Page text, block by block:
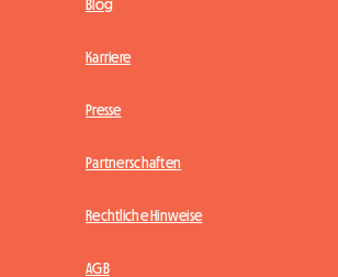
Blog
Karriere
Presse
Partnerschaften
Rechtliche Hinweise
AGB